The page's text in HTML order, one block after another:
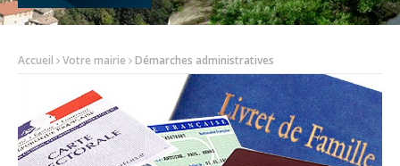
Accueil Votre mairie Démarches administratives